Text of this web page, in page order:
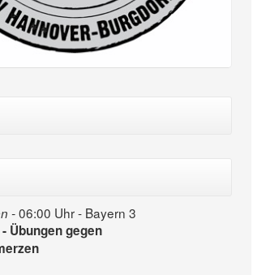
-06:00 Uhr - Bayern 3
Übungen gegen